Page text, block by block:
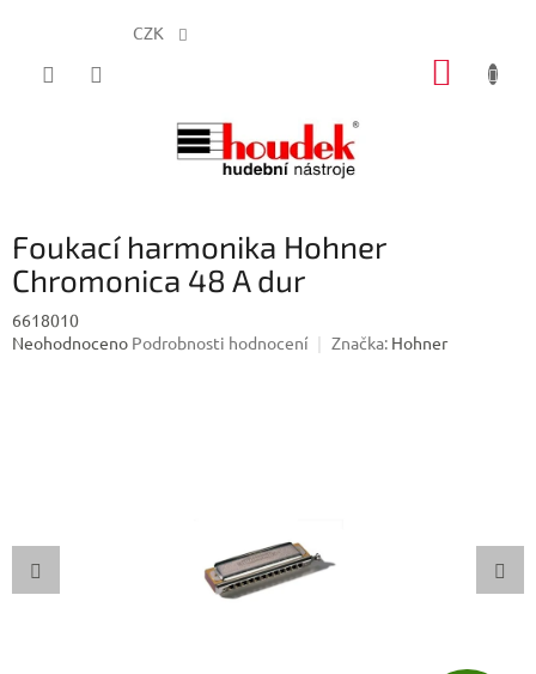
CZK
Foukací harmonika Hohner
Chromonica 48 A dur
6618010
Průměrné
Neohodnoceno Podrobnosti hodnocení Značka: Hohner